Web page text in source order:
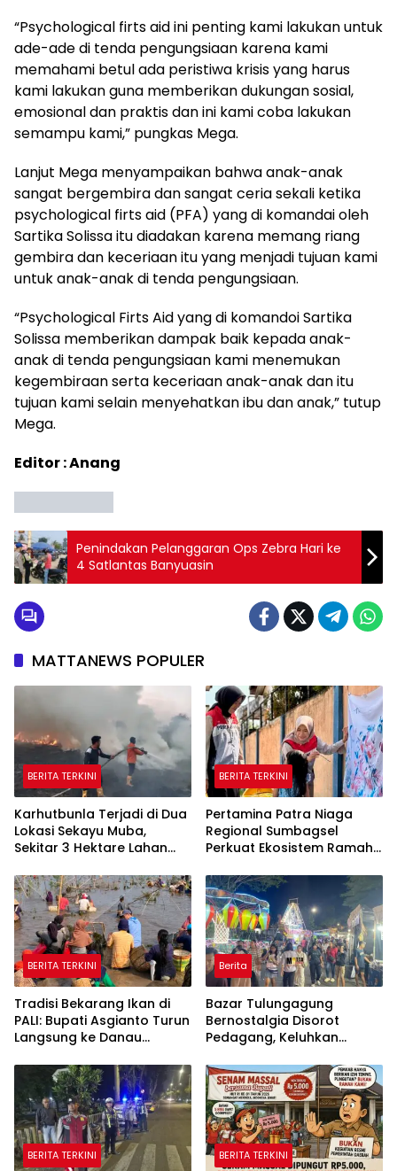
“Psychological firts aid ini penting kami lakukan untuk
ade-ade di tenda pengungsiaan karena kami
memahami betul ada peristiwa krisis yang harus
kami lakukan guna memberikan dukungan sosial,
emosional dan praktis dan ini kami coba lakukan
semampu kami,” pungkas Mega.
Lanjut Mega menyampaikan bahwa anak-anak
sangat bergembira dan sangat ceria sekali ketika
psychological firts aid (PFA) yang di komandai oleh
Sartika Solissa itu diadakan karena memang riang
gembira dan keceriaan itu yang menjadi tujuan kami
untuk anak-anak di tenda pengungsiaan.
“Psychological Firts Aid yang di komandoi Sartika
Solissa memberikan dampak baik kepada anak-
anak di tenda pengungsiaan kami menemukan
kegembiraan serta keceriaan anak-anak dan itu
tujuan kami selain menyehatkan ibu dan anak,” tutup
Mega.
Editor : Anang
Penindakan Pelanggaran Ops Zebra Hari ke
4 Satlantas Banyuasin
MATTANEWS POPULER
BERITA TERKINI
Karhutbunla Terjadi di Dua
Lokasi Sekayu Muba,
Sekitar 3 Hektare Lahan
BERITA TERKINI
Pertamina Patra Niaga
Regional Sumbagsel
Perkuat Ekosistem Ramah
TAMASYA
BERITA TERKINI
Tradisi Bekarang Ikan di
PALI: Bupati Asgianto Turun
Langsung ke Danau
Berita
Bazar Tulungagung
Bernostalgia Disorot
Pedagang, Keluhkan
hingga Listrik Sering Mati
BERITA TERKINI BERITA TERKINI